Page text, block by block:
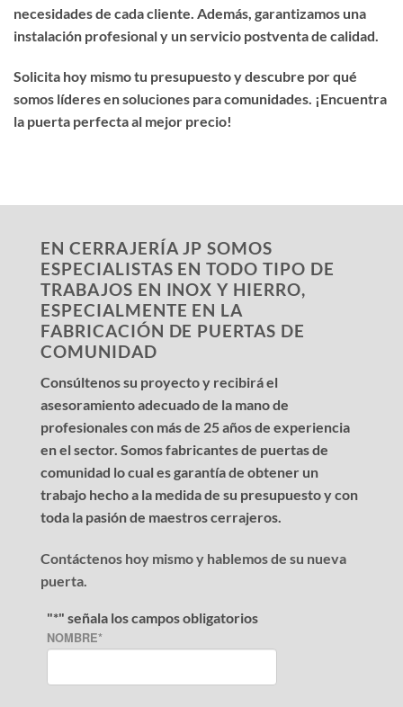
necesidades de cada cliente. Además, garantizamos una
instalación profesional y un servicio postventa de calidad.
Solicita hoy mismo tu presupuesto y descubre por qué
somos líderes en soluciones para comunidades. ¡Encuentra
la puerta perfecta al mejor precio!
EN CERRAJERÍA JP SOMOS
ESPECIALISTAS EN TODO TIPO DE
TRABAJOS EN INOX Y HIERRO,
ESPECIALMENTE EN LA
FABRICACIÓN DE PUERTAS DE
COMUNIDAD
Consúltenos su proyecto y recibirá el
asesoramiento adecuado de la mano de
profesionales con más de 25 años de experiencia
en el sector. Somos fabricantes de puertas de
comunidad lo cual es garantía de obtener un
trabajo hecho a la medida de su presupuesto y con
toda la pasión de maestros cerrajeros.
Contáctenos hoy mismo y hablemos de su nueva
puerta.
"*" señala los campos obligatorios
NOMBRE*